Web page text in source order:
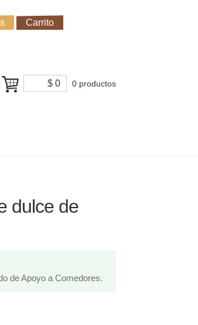
Carrito
$0 0 productos
dulce de
de Apoyo a Comedores.